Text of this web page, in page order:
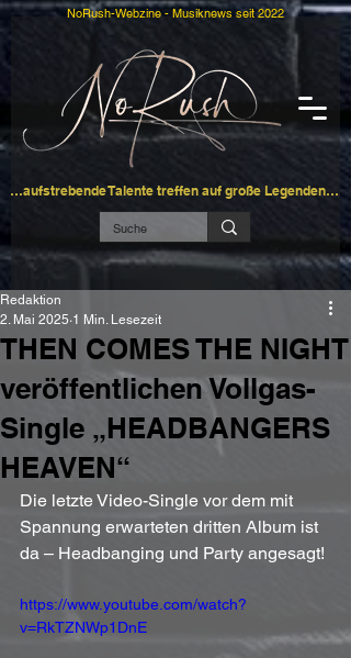
…aufstrebende Talente treffen auf große Legenden…
NoRush-Webzine - Musiknews seit 2022
THEN COMES THE NIGHT
veröffentlichen Vollgas-
Single „HEADBANGERS
HEAVEN“
Redaktion
2. Mai 2025 1 Min. Lesezeit
Die letzte Video-Single vor dem mit
Spannung erwarteten dritten Album ist
da – Headbanging und Party angesagt!
https://www.youtube.com/watch?
v=RkTZNWp1DnE